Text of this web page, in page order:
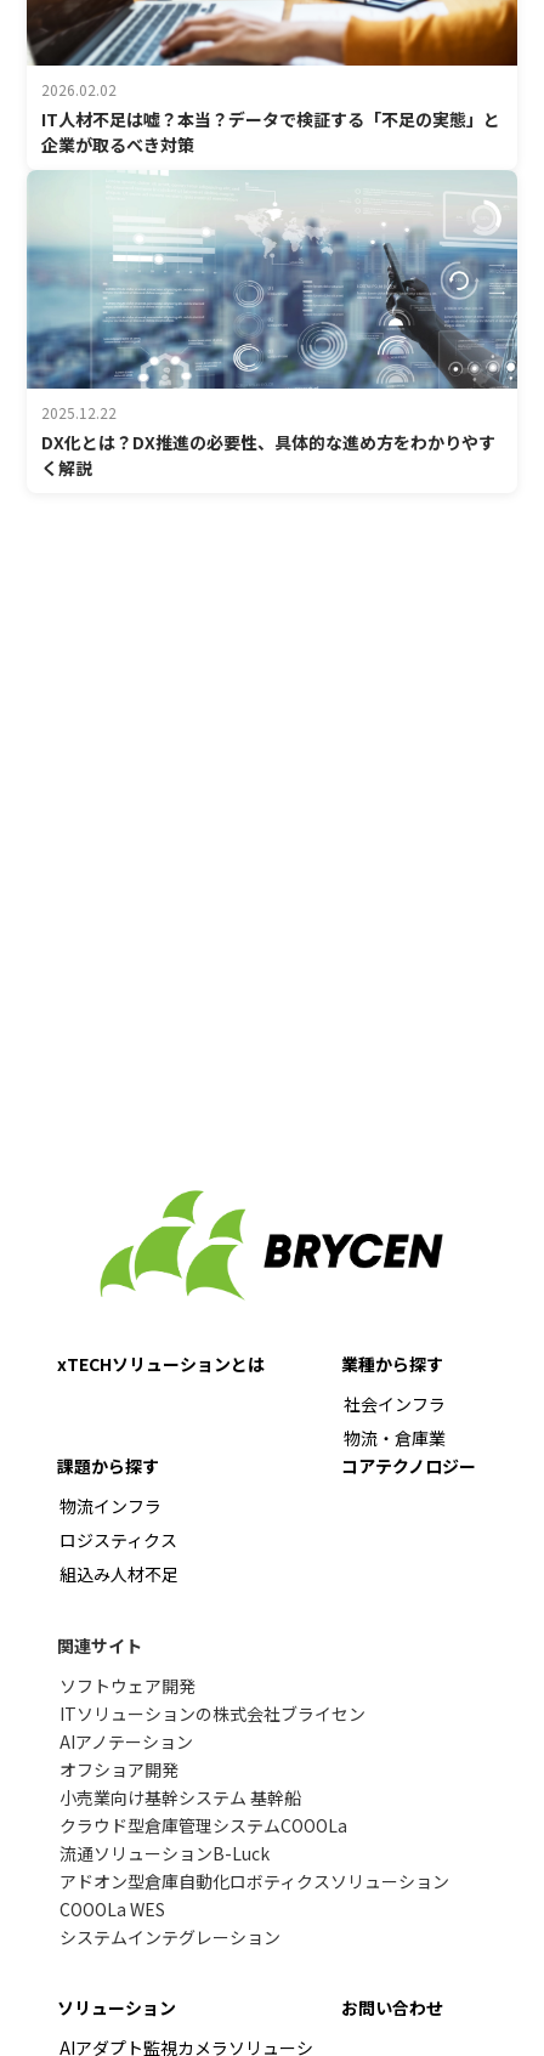
2026.02.02
IT人材不足は嘘？本当？データで検証する「不足の実態」と
企業が取るべき対策
2025.12.22
DX化とは？DX推進の必要性、具体的な進め方をわかりやす
く解説
xTECHソリューションとは
業種から探す
社会インフラ
物流・倉庫業
課題から探す
物流インフラ
ロジスティクス
組込み人材不足
コアテクノロジー
関連サイト
ソフトウェア開発
ITソリューションの株式会社ブライセン
AIアノテーション
オフショア開発
小売業向け基幹システム 基幹船
クラウド型倉庫管理システムCOOOLa
流通ソリューションB-Luck
アドオン型倉庫自動化ロボティクスソリューション
COOOLa WES
システムインテグレーション
ソリューション
AIアダプト監視カメラソリューシ
お問い合わせ